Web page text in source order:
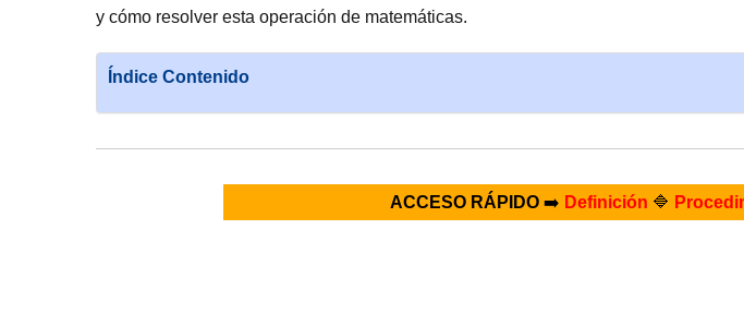
y cómo resolver esta operación de matemáticas.
Índice Contenido
ACCESO RÁPIDO➡️ Definición 🔷